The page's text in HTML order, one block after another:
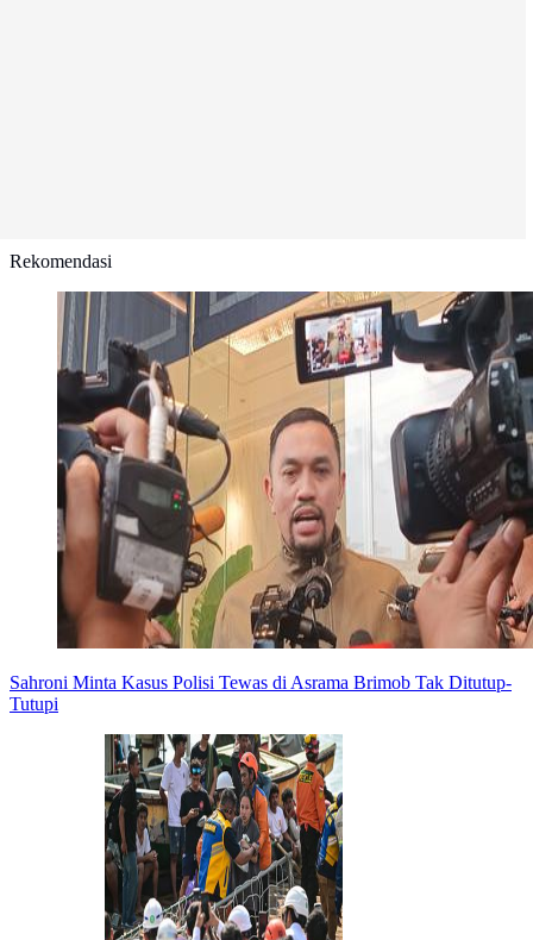
Rekomendasi
Sahroni Minta Kasus Polisi Tewas di Asrama Brimob Tak Ditutup-
Tutupi